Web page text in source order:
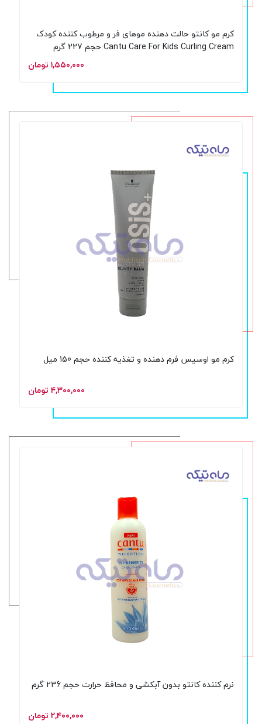
کرم مو کانتو حالت دهنده موهای فر و مرطوب کننده کودک
Cantu Care For Kids Curling Cream حجم 227 گرم
۱,۵۵۰,۰۰۰ تومان
کرم مو اوسیس فرم دهنده و تغذیه کننده حجم 150 میل
۴,۳۰۰,۰۰۰ تومان
نرم کننده کانتو بدون آبکشی و محافظ حرارت حجم 236 گرم
۲,۴۰۰,۰۰۰ تومان